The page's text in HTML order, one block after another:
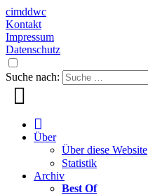
cimddwc
Kontakt
Impressum
Datenschutz
Suche nach:
Über
Über diese Website
Statistik
Archiv
Best Of